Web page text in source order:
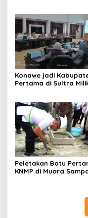
Konawe jadi
Pertama di Sultra
Anggaran Rp200 Juta
Peletakan Batu
KNMP di Muara